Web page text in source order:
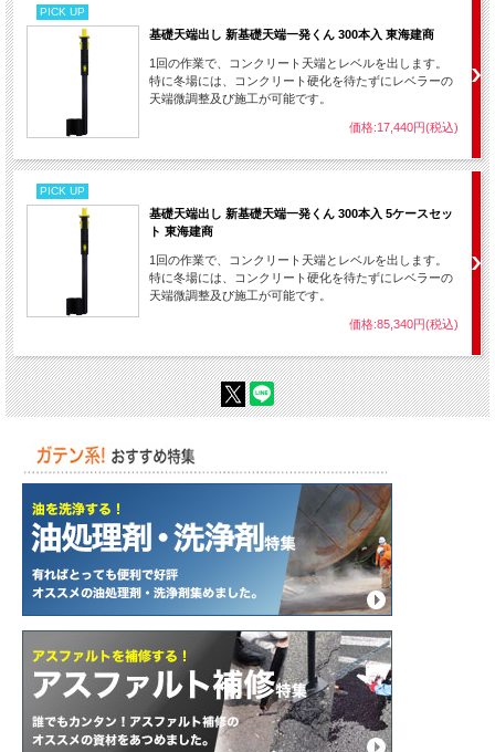
PICK UP
基礎天端出し 新基礎天端一発くん 300本入 東海建商
1回の作業で、コンクリート天端とレベルを出します。
特に冬場には、コンクリート硬化を待たずにレベラーの
天端微調整及び施工が可能です。
価格:17,440円(税込)
PICK UP
基礎天端出し 新基礎天端一発くん 300本入 5ケースセッ
ト 東海建商
1回の作業で、コンクリート天端とレベルを出します。
特に冬場には、コンクリート硬化を待たずにレベラーの
天端微調整及び施工が可能です。
価格:85,340円(税込)